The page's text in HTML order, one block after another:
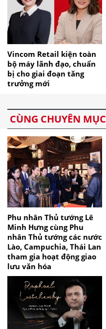
Vincom Retail kiện toàn
bộ máy lãnh đạo, chuẩn
bị cho giai đoạn tăng
trưởng mới
CÙNG CHUYÊN MỤC
Phu nhân Thủ tướng Lê
Minh Hưng cùng Phu
nhân Thủ tướng các nước
Lào, Campuchia, Thái Lan
tham gia hoạt động giao
lưu văn hóa